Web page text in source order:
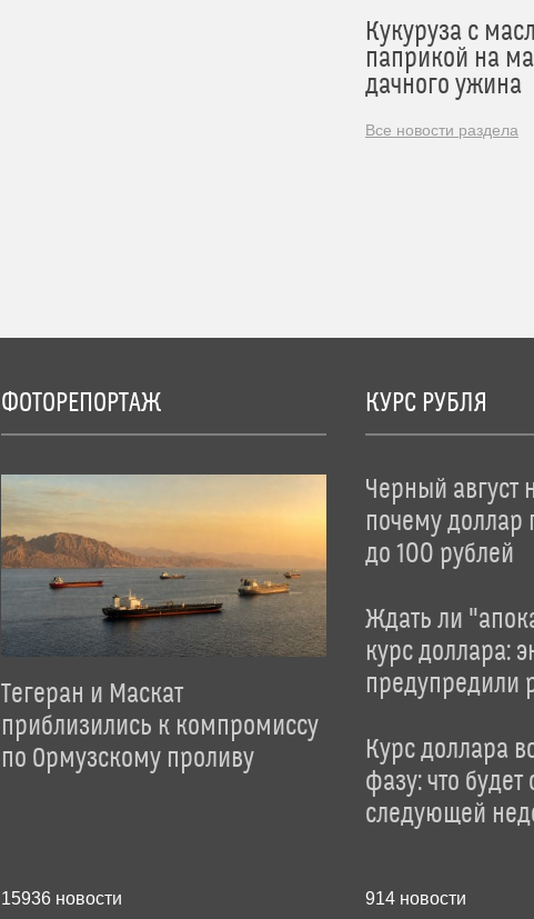
Кукуруза с
паприкой на
дачного ужина
Все новости раздела
ФОТОРЕПОРТАЖ
Тегеран и Маскат
приблизились к компромиссу
по Ормузскому проливу
15936 новости
КУРС РУБЛЯ
Черный август
почему доллар
до 100 рублей
Ждать ли
курс доллара:
предупредили
Курс доллара
фазу: что
следующей
914новости